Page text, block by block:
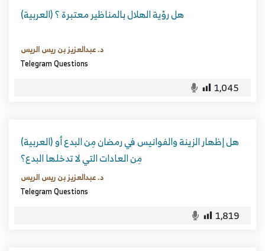
(العربية) هل رؤية الهلال بالمناظير معتبرة ؟
د. عبدالعزيز بن ريس الريس
Telegram Questions
1,045
(العربية) هل إظهار الزينة والفوانيس في رمضان مِن البدع أو
مِن العادات التي لا تدخلها البدع؟
د. عبدالعزيز بن ريس الريس
Telegram Questions
1,819